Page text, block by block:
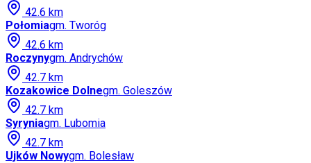
42.6 km
Połomiagm. Tworóg
42.6 km
Roczynygm. Andrychów
42.7 km
Kozakowice Dolnegm. Goleszów
42.7 km
Syryniagm. Lubomia
42.7 km
Ujków Nowygm. Bolesław